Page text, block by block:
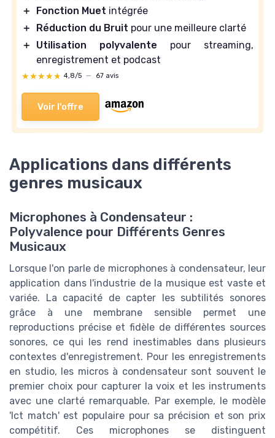
＋
Fonction Muet intégrée
＋
Réduction du Bruit pour une meilleure clarté
＋
Utilisation polyvalente pour streaming,
enregistrement et podcast
★★★★★
★★★★★ 4,8/5 — 67 avis
Voir l'offre
Applications dans différents
genres musicaux
Microphones à Condensateur :
Polyvalence pour Différents Genres
Musicaux
Lorsque l'on parle de microphones à condensateur, leur
application dans l'industrie de la musique est vaste et
variée. La capacité de capter les subtilités sonores
grâce à une membrane sensible permet une
reproductions précise et fidèle de différentes sources
sonores, ce qui les rend inestimables dans plusieurs
contextes d'enregistrement. Pour les enregistrements
en studio, les micros à condensateur sont souvent le
premier choix pour capturer la voix et les instruments
avec une clarté remarquable. Par exemple, le modèle
'lct match' est populaire pour sa précision et son prix
compétitif. Ces microphones se distinguent